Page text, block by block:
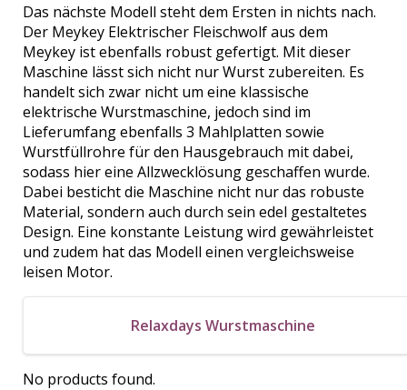
Das nächste Modell steht dem Ersten in nichts nach.
Der Meykey Elektrischer Fleischwolf aus dem
Meykey ist ebenfalls robust gefertigt. Mit dieser
Maschine lässt sich nicht nur Wurst zubereiten. Es
handelt sich zwar nicht um eine klassische
elektrische Wurstmaschine, jedoch sind im
Lieferumfang ebenfalls 3 Mahlplatten sowie
Wurstfüllrohre für den Hausgebrauch mit dabei,
sodass hier eine Allzwecklösung geschaffen wurde.
Dabei besticht die Maschine nicht nur das robuste
Material, sondern auch durch sein edel gestaltetes
Design. Eine konstante Leistung wird gewährleistet
und zudem hat das Modell einen vergleichsweise
leisen Motor.
Relaxdays Wurstmaschine
No products found.